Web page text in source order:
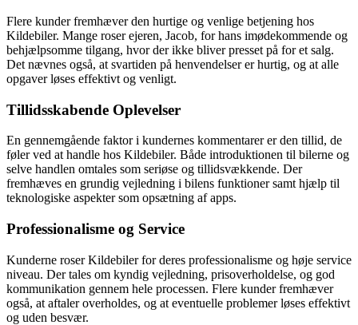
Flere kunder fremhæver den hurtige og venlige betjening hos
Kildebiler. Mange roser ejeren, Jacob, for hans imødekommende og
behjælpsomme tilgang, hvor der ikke bliver presset på for et salg.
Det nævnes også, at svartiden på henvendelser er hurtig, og at alle
opgaver løses effektivt og venligt.
Tillidsskabende Oplevelser
En gennemgående faktor i kundernes kommentarer er den tillid, de
føler ved at handle hos Kildebiler. Både introduktionen til bilerne og
selve handlen omtales som seriøse og tillidsvækkende. Der
fremhæves en grundig vejledning i bilens funktioner samt hjælp til
teknologiske aspekter som opsætning af apps.
Professionalisme og Service
Kunderne roser Kildebiler for deres professionalisme og høje service
niveau. Der tales om kyndig vejledning, prisoverholdelse, og god
kommunikation gennem hele processen. Flere kunder fremhæver
også, at aftaler overholdes, og at eventuelle problemer løses effektivt
og uden besvær.